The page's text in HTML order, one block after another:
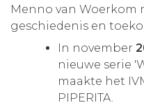
Menno van Woerkom
geschiedenis en
In november
nieuwe serie
maakte het
PIPERITA.